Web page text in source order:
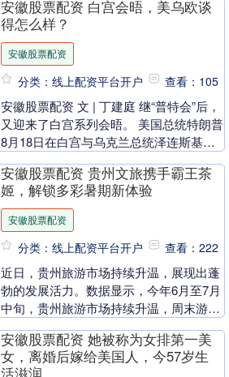
安徽股票配资 白宫会晤，美乌欧谈
得怎么样？
安徽股票配资
分类：线上配资平台开户 查看：105
安徽股票配资 文 | 丁建庭 继“普特会”后，
又迎来了白宫系列会晤。 美国总统特朗普
8月18日在白宫与乌克兰总统泽连斯基举
总....
安徽股票配资 贵州文旅携手霸王茶
姬，解锁多彩暑期新体验
安徽股票配资
分类：线上配资平台开户 查看：222
近日，贵州旅游市场持续升温，展现出蓬
勃的发展活力。数据显示，今年6月至7月
中旬，贵州旅游市场持续升温，周末游客
赴一场盛大的约....
安徽股票配资 她被称为女排第一美
女，离婚后嫁给美国人，今57岁生
活滋润